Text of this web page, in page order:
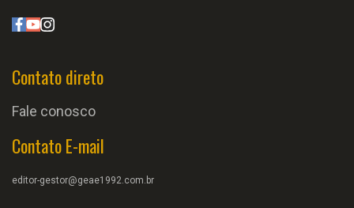
Contato direto
Fale conosco
Contato E-mail
editor-gestor@geae1992.com.br